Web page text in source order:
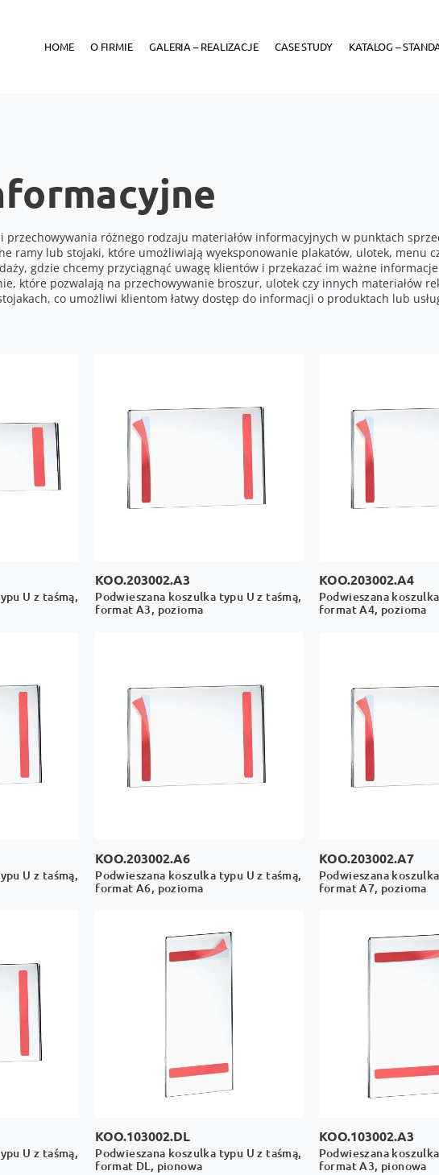
HOME O FIRMIE GALERIA – REALIZACJE CASE STUDY KATALOG –
różnego rodzaju materiałów informacyjnych w punktach
ramy lub stojaki, które umożliwiają wyeksponowanie plakatów, ulotek, menu
gdzie chcemy przyciągnąć uwagę klientów i przekazać im ważne
które pozwalają na przechowywanie broszur, ulotek czy innych materiałów
co umożliwi klientom łatwy dostęp do informacji o produktach lub
U z taśmą,
KOO.203002.A3
Podwieszana koszulka typu U z taśmą,
format A3, pozioma
KOO.203002.A4
Podwieszana
format A4, pozioma
U z taśmą,
KOO.203002.A6
Podwieszana koszulka typu U z taśmą,
format A6, pozioma
KOO.203002.A7
Podwieszana
format A7, pozioma
U z taśmą,
KOO.103002.DL
Podwieszana koszulka typu U z taśmą,
format DL, pionowa
KOO.103002.A3
Podwieszana
format A3, pionowa